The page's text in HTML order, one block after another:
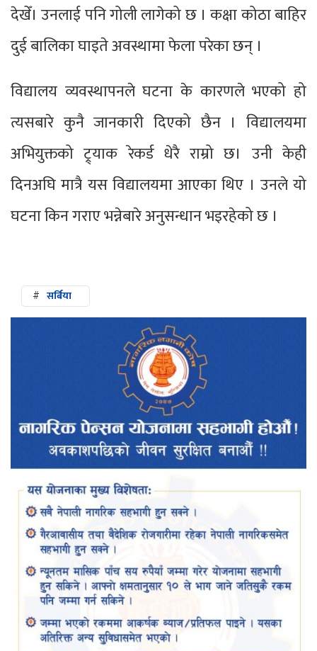
देखेँ। उनलाई पनि गोली लागेको छ । कक्षा कोठा बाहिर
दुई बालिका घाइते अवस्थामा फेला परेका छन् ।
विद्यालय व्यवस्थापनले घटना के कारणले भएको हो
त्यसबारे कुनै जानकारी दिएको छैन । विद्यालयमा
अभियुक्तको ट्र्याक रेकर्ड धेरै राम्रो छ। उनी केही
दिनअघि मात्रै यस विद्यालयमा आएका थिए । उनले यो
घटना किन गराए भन्नेबारे अनुसन्धान भइरहेको छ ।
# सर्बिया